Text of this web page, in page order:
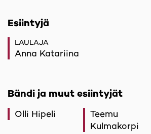
Esiintyjä
LAULAJA
Anna Katariina
Bändi ja muut esiintyjät
Olli Hipeli
Teemu
Kulmakorpi